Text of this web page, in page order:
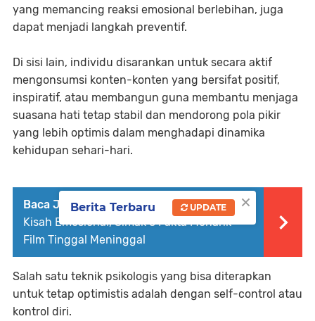
yang memancing reaksi emosional berlebihan, juga
dapat menjadi langkah preventif.
Di sisi lain, individu disarankan untuk secara aktif
mengonsumsi konten-konten yang bersifat positif,
inspiratif, atau membangun guna membantu menjaga
suasana hati tetap stabil dan mendorong pola pikir
yang lebih optimis dalam menghadapi dinamika
kehidupan sehari-hari.
Baca Juga : Berisi "Dark Jokes" hingga
Kisah Emosional, Simak 5 Fakta Menarik
Film Tinggal Meninggal
Salah satu teknik psikologis yang bisa diterapkan
untuk tetap optimistis adalah dengan self-control atau
kontrol diri.
×
Berita Terbaru UPDATE